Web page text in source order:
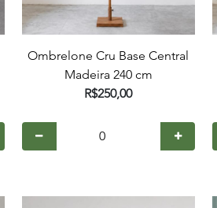
Ombrelone Cru Base Central
Madeira 240 cm
R$250,00